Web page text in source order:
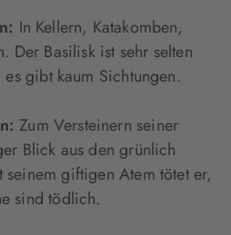
In Kellern, Katakomben,
Der Basilisk ist sehr selten
gibt kaum Sichtungen.
Zum Versteinern seiner
Blick aus den grünlich
giftigen Atem tötet er,
sind tödlich.